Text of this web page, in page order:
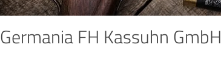
Germania FH Kassuhn GmbH